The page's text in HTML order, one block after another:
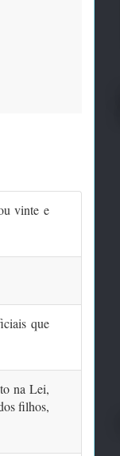
vinte e
que
na Lei,
filhos,